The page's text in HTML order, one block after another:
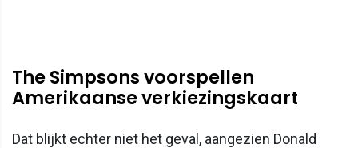
The Simpsons voorspellen
Amerikaanse verkiezingskaart
Dat blijkt echter niet het geval, aangezien Donald